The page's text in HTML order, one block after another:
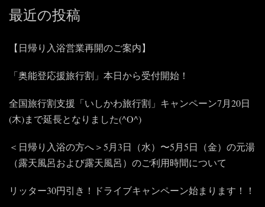
最近の投稿
【日帰り入浴営業再開のご案内】
「奥能登応援旅行割」本日から受付開始！
全国旅行割支援「いしかわ旅行割」キャンペーン7月20日
(木)まで延長となりました(^O^)
＜日帰り入浴の方へ＞5月3日（水）〜5月5日（金）の元湯
（露天風呂および露天風呂）のご利用時間について
リッター30円引き！ドライブキャンペーン始まります！！